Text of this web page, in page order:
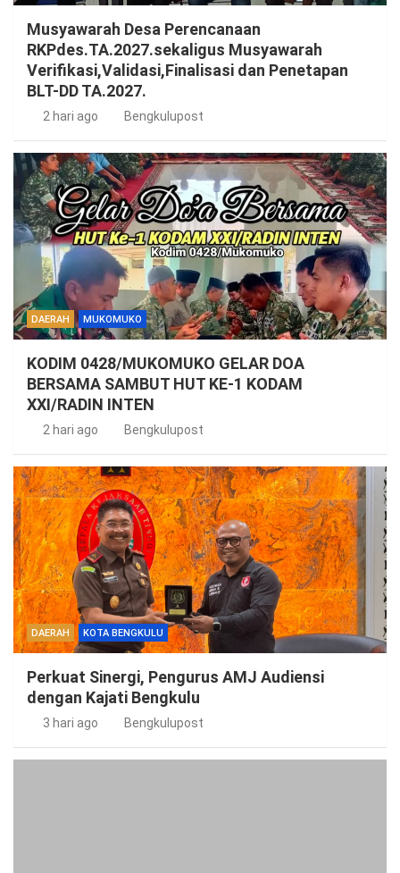
Musyawarah Desa Perencanaan
RKPdes.TA.2027.sekaligus Musyawarah
Verifikasi,Validasi,Finalisasi dan Penetapan
BLT-DD TA.2027.
2 hari ago Bengkulupost
DAERAH MUKOMUKO
KODIM 0428/MUKOMUKO GELAR DOA
BERSAMA SAMBUT HUT KE-1 KODAM
XXI/RADIN INTEN
2 hari ago Bengkulupost
DAERAH KOTA BENGKULU
Perkuat Sinergi, Pengurus AMJ Audiensi
dengan Kajati Bengkulu
3 hari ago Bengkulupost